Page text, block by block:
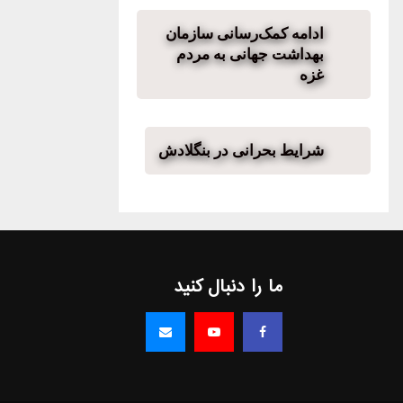
ادامه کمک‌‌رسانی سازمان
بهداشت جهانی به مردم
غزه
شرایط بحرانی در بنگلادش
ما را دنبال کنید